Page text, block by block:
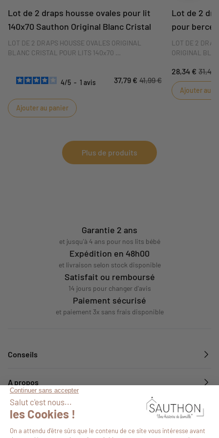
Lot de 2 draps housse ovales pour lit
140x70 Sauthon Original Blanc Cristal
LOT DE 2 DRAPS HOUSSE OVALES ORIGINAL
BLANC CRISTAL POUR LITS 140x70
en dormant, Sauthon a imaginé un lot de deux
respirant, le drap housse Original Blanc Cristal
permettra à bébé de passer une bonne nuit de
4/5 - 1 avis 37,79 € 41,99 €
Ajouter au panier
Lot de 2
pour
Cristal
LOT DE 2
ORIGINAL
Parce que les
en dormant,
draps housse
berceau. A la
28,34 € 31,49
Ajouter au
Plus de produits
Garantie 2 ans
et jusqu'à 4 ans pour nos lits bébé
Expédition en 48h00
et livraison selon stock disponible
Satisfait ou remboursé
14 jours pour changer d'avis
Paiement sécurisé
et paiement 3x sans frais disponible
Conseils
A propos
Services